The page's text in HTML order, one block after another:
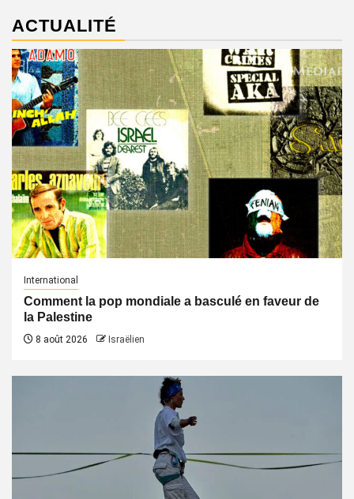
ACTUALITÉ
International
Comment la pop mondiale a basculé en faveur de
la Palestine
8 août 2026 Israëlien